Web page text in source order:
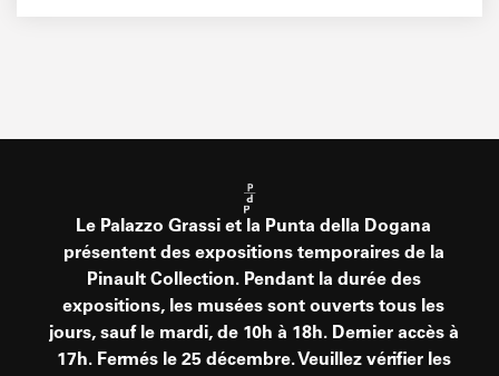
Le Palazzo Grassi et la Punta della Dogana
présentent des expositions temporaires de la
Pinault Collection. Pendant la durée des
expositions, les musées sont ouverts tous les
jours, sauf le mardi, de 10h à 18h. Dernier accès à
17h. Fermés le 25 décembre. Veuillez vérifier les